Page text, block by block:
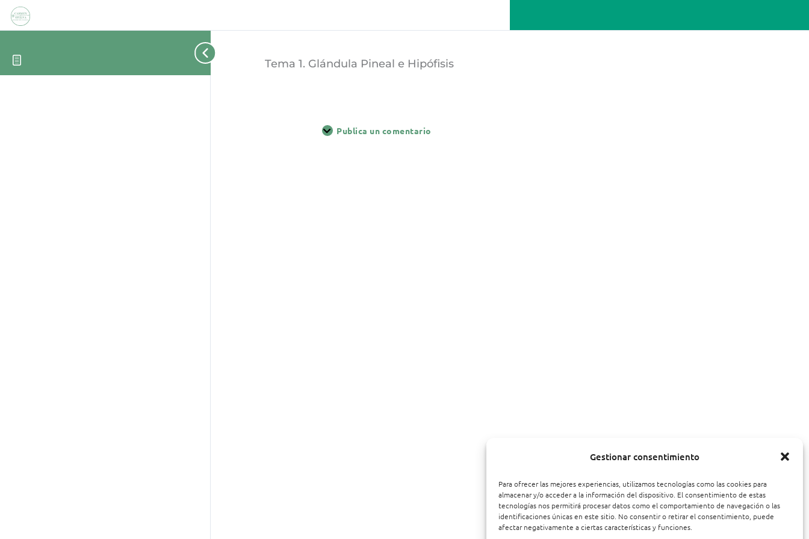
Gestionar consentimiento
Para ofrecer las mejores experiencias, utilizamos tecnologías como las cookies para
almacenar y/o acceder a la información del dispositivo. El consentimiento de estas
tecnologías nos permitirá procesar datos como el comportamiento de navegación o las
identificaciones únicas en este sitio. No consentir o retirar el consentimiento, puede
afectar negativamente a ciertas características y funciones.
Tema 1. Glándula Pineal e Hipófisis
Publica un comentario